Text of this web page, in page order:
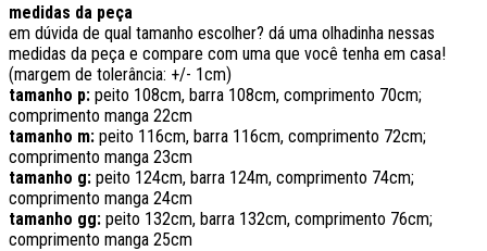
medidas da peça
em dúvida de qual tamanho escolher? dá uma olhadinha nessas
medidas da peça e compare com uma que você tenha em casa!
(margem de tolerância: +/- 1cm)
tamanho p: peito 108cm, barra 108cm, comprimento 70cm;
comprimento manga 22cm
tamanho m: peito 116cm, barra 116cm, comprimento 72cm;
comprimento manga 23cm
tamanho g: peito 124cm, barra 124m, comprimento 74cm;
comprimento manga 24cm
tamanho gg: peito 132cm, barra 132cm, comprimento 76cm;
comprimento manga 25cm